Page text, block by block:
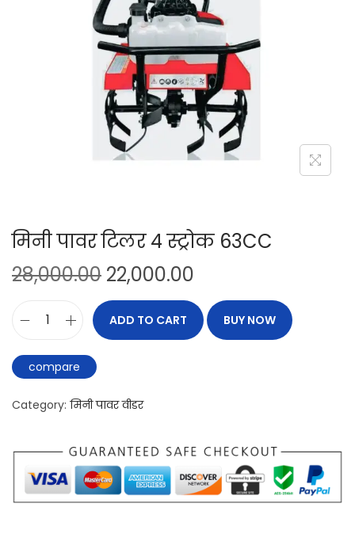
मिनी पावर टिलर 4 स्ट्रोक 63CC
28,000.00 22,000.00
ADD TO CART BUY NOW
compare
Category: मिनी पावर वीडर